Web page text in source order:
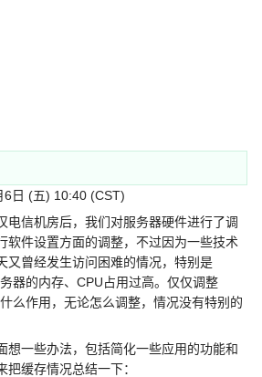
6日 (五) 10:40 (CST)
信机房后，我们对服务器硬件进行了调
软件设置方面的调整，不过因为一些技术
又曾经发生访问困难的情况，特别是
器的内存、CPU占用过高。仅仅调整
么作用，无论怎么调整，情况没有特别的
一些办法，包括简化一些应用的功能和
缓存情况总结一下：